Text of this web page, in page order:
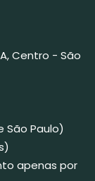
A, Centro - São
São Paulo)
apenas por